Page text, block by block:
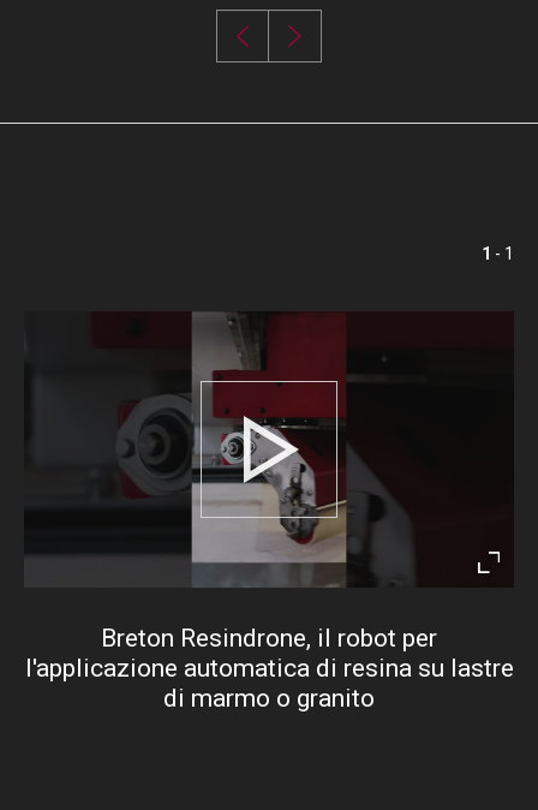
1 - 1
Play
Breton Resindrone, il robot per
l'applicazione automatica di resina su lastre
di marmo o granito